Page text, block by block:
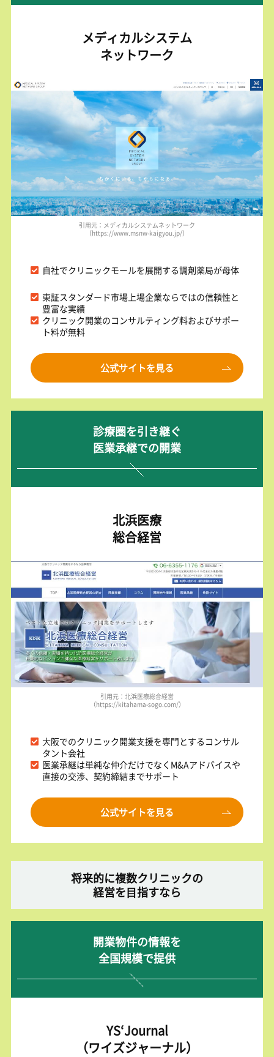
メディカルシステム
ネットワーク
引用元：メディカルシステムネットワーク
（https://www.msnw-kaigyou.jp/）
自社でクリニックモールを展開する調剤薬局が母体
東証スタンダード市場上場企業ならではの信頼性と
豊富な実績
クリニック開業のコンサルティング料およびサポー
ト料が無料
公式サイトを見る
診療圏を引き継ぐ
医業承継での開業
北浜医療
総合経営
引用元：北浜医療総合経営
（https://kitahama-sogo.com/）
⼤阪でのクリニック開業⽀援を専⾨とするコンサル
タント会社
医業承継は単純な仲介だけでなくM&Aアドバイスや
直接の交渉、契約締結までサポート
公式サイトを見る
将来的に複数クリニックの
経営を⽬指すなら
開業物件の情報を
全国規模で提供
YS‘Journal
（ワイズジャーナル）